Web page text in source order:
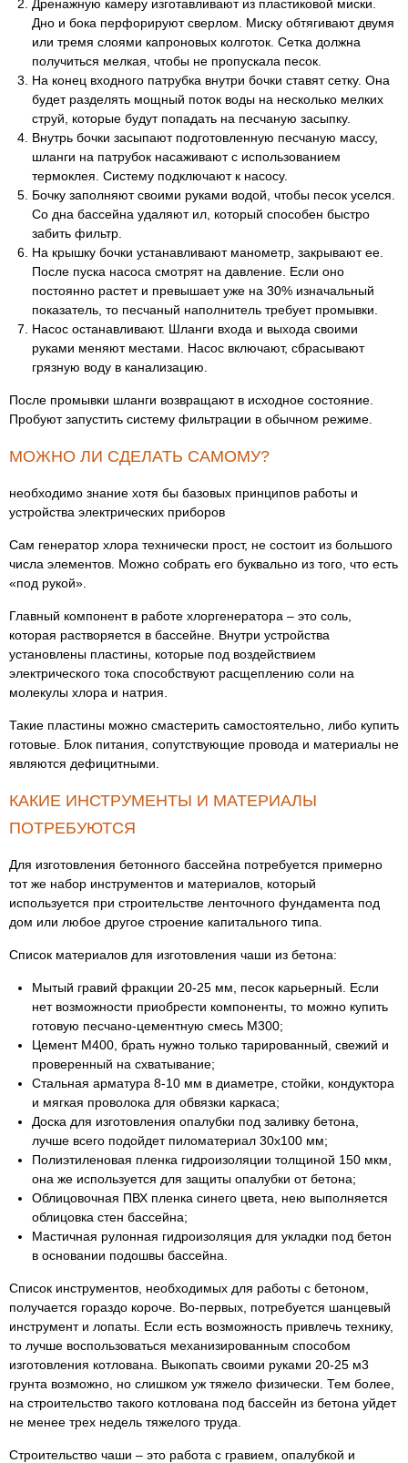
Дренажную камеру изготавливают из пластиковой миски.
Дно и бока перфорируют сверлом. Миску обтягивают двумя
или тремя слоями капроновых колготок. Сетка должна
получиться мелкая, чтобы не пропускала песок.
На конец входного патрубка внутри бочки ставят сетку. Она
будет разделять мощный поток воды на несколько мелких
струй, которые будут попадать на песчаную засыпку.
Внутрь бочки засыпают подготовленную песчаную массу,
шланги на патрубок насаживают с использованием
термоклея. Систему подключают к насосу.
Бочку заполняют своими руками водой, чтобы песок уселся.
Со дна бассейна удаляют ил, который способен быстро
забить фильтр.
На крышку бочки устанавливают манометр, закрывают ее.
После пуска насоса смотрят на давление. Если оно
постоянно растет и превышает уже на 30% изначальный
показатель, то песчаный наполнитель требует промывки.
Насос останавливают. Шланги входа и выхода своими
руками меняют местами. Насос включают, сбрасывают
грязную воду в канализацию.
После промывки шланги возвращают в исходное состояние.
Пробуют запустить систему фильтрации в обычном режиме.
МОЖНО ЛИ СДЕЛАТЬ САМОМУ?
необходимо знание хотя бы базовых принципов работы и
устройства электрических приборов
Сам генератор хлора технически прост, не состоит из большого
числа элементов. Можно собрать его буквально из того, что есть
«под рукой».
Главный компонент в работе хлоргенератора – это соль,
которая растворяется в бассейне. Внутри устройства
установлены пластины, которые под воздействием
электрического тока способствуют расщеплению соли на
молекулы хлора и натрия.
Такие пластины можно смастерить самостоятельно, либо купить
готовые. Блок питания, сопутствующие провода и материалы не
являются дефицитными.
КАКИЕ ИНСТРУМЕНТЫ И МАТЕРИАЛЫ
ПОТРЕБУЮТСЯ
Для изготовления бетонного бассейна потребуется примерно
тот же набор инструментов и материалов, который
используется при строительстве ленточного фундамента под
дом или любое другое строение капитального типа.
Список материалов для изготовления чаши из бетона:
Мытый гравий фракции 20-25 мм, песок карьерный. Если
нет возможности приобрести компоненты, то можно купить
готовую песчано-цементную смесь М300;
Цемент М400, брать нужно только тарированный, свежий и
проверенный на схватывание;
Стальная арматура 8-10 мм в диаметре, стойки, кондуктора
и мягкая проволока для обвязки каркаса;
Доска для изготовления опалубки под заливку бетона,
лучше всего подойдет пиломатериал 30х100 мм;
Полиэтиленовая пленка гидроизоляции толщиной 150 мкм,
она же используется для защиты опалубки от бетона;
Облицовочная ПВХ пленка синего цвета, нею выполняется
облицовка стен бассейна;
Мастичная рулонная гидроизоляция для укладки под бетон
в основании подошвы бассейна.
Список инструментов, необходимых для работы с бетоном,
получается гораздо короче. Во-первых, потребуется шанцевый
инструмент и лопаты. Если есть возможность привлечь технику,
то лучше воспользоваться механизированным способом
изготовления котлована. Выкопать своими руками 20-25 м3
грунта возможно, но слишком уж тяжело физически. Тем более,
на строительство такого котлована под бассейн из бетона уйдет
не менее трех недель тяжелого труда.
Строительство чаши – это работа с гравием, опалубкой и